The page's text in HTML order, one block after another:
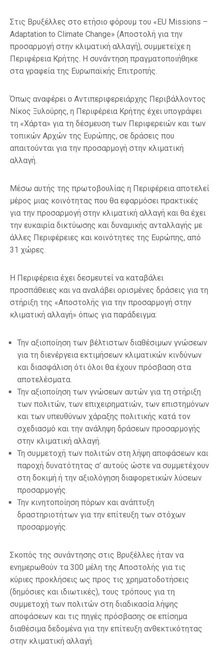
Στις Βρυξέλλες στο ετήσιο φόρουμ του «EU Missions –
Adaptation to Climate Change» (Αποστολή για την
προσαρμογή στην κλιματική αλλαγή), συμμετείχε η
Περιφέρεια Κρήτης. Η συνάντηση πραγματοποιήθηκε
στα γραφεία της Ευρωπαϊκής Επιτροπής.
Όπως αναφέρει ο Αντιπεριφερειάρχης Περιβάλλοντος
Νίκος Ξυλούρης, η Περιφέρεια Κρήτης έχει υπογράψει
τη «Χάρτα» για τη δέσμευση των Περιφερειών και των
τοπικών Αρχών της Ευρώπης, σε δράσεις που
απαιτούνται για την προσαρμογή στην κλιματική
αλλαγή.
Μέσω αυτής της πρωτοβουλίας η Περιφέρεια αποτελεί
μέρος μιας κοινότητας που θα εφαρμόσει πρακτικές
για την προσαρμογή στην κλιματική αλλαγή και θα έχει
την ευκαιρία δικτύωσης και δυναμικής ανταλλαγής με
άλλες Περιφέρειες και κοινότητες της Ευρώπης, από
31 χώρες.
Η Περιφέρεια έχει δεσμευτεί να καταβάλει
προσπάθειες και να αναλάβει ορισμένες δράσεις για τη
στήριξη της «Αποστολής για την προσαρμογή στην
κλιματική αλλαγή» όπως για παράδειγμα:
Την αξιοποίηση των βέλτιστων διαθέσιμων γνώσεων
για τη διενέργεια εκτιμήσεων κλιματικών κινδύνων
και διασφάλιση ότι όλοι θα έχουν πρόσβαση στα
αποτελέσματα.
Την αξιοποίηση των γνώσεων αυτών για τη στήριξη
των πολιτών, των επιχειρηματιών, των επιστημόνων
και των υπευθύνων χάραξης πολιτικής κατά τον
σχεδιασμό και την ανάληψη δράσεων προσαρμογής
στην κλιματική αλλαγή.
Τη συμμετοχή των πολιτών στη λήψη αποφάσεων και
παροχή δυνατότητας σ’ αυτούς ώστε να συμμετέχουν
στη δοκιμή ή την αξιολόγηση διαφορετικών λύσεων
προσαρμογής.
Την κινητοποίηση πόρων και ανάπτυξη
δραστηριοτήτων για την επίτευξη των στόχων
προσαρμογής.
Σκοπός της συνάντησης στις Βρυξέλλες ήταν να
ενημερωθούν τα 300 μέλη της Αποστολής για τις
κύριες προκλήσεις ως προς τις χρηματοδοτήσεις
(δημόσιες και ιδιωτικές), τους τρόπους για τη
συμμετοχή των πολιτών στη διαδικασία λήψης
αποφάσεων και τις πηγές πρόσβασης σε επίσημα
διαθέσιμα δεδομένα για την επίτευξη ανθεκτικότητας
στην κλιματική αλλαγή.